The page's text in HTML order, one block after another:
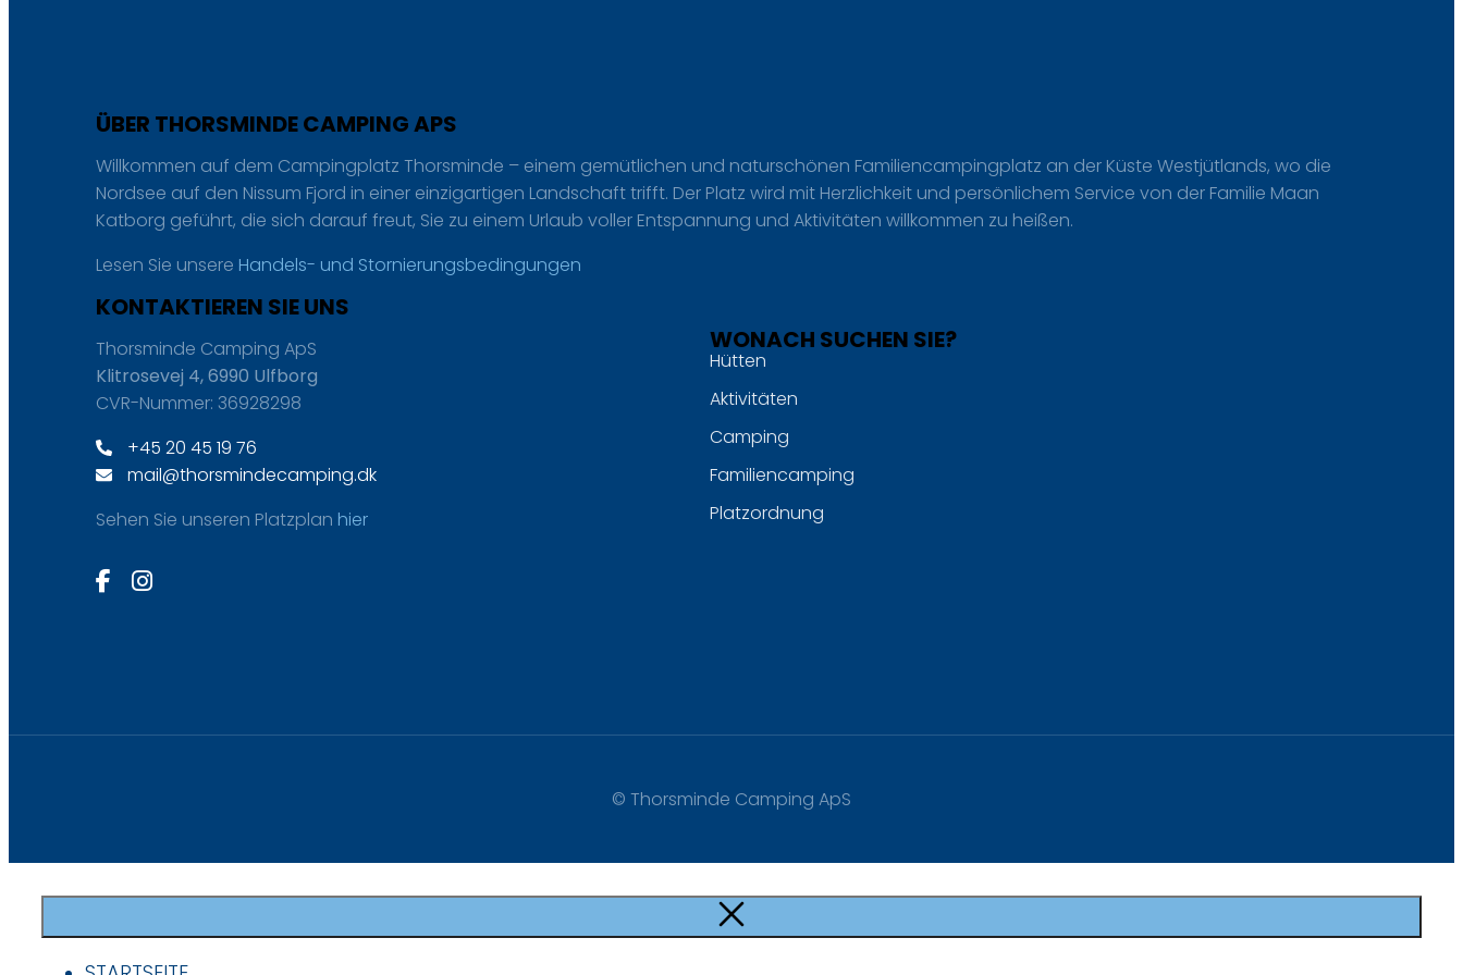
ÜBER THORSMINDE CAMPING APS
Willkommen auf dem Campingplatz Thorsminde – einem gemütlichen und naturschönen Familiencampingplatz an der Küste Westjütlands, wo die
Nordsee auf den Nissum Fjord in einer einzigartigen Landschaft trifft. Der Platz wird mit Herzlichkeit und persönlichem Service von der Familie Maan
Katborg geführt, die sich darauf freut, Sie zu einem Urlaub voller Entspannung und Aktivitäten willkommen zu heißen.
Lesen Sie unsere Handels- und Stornierungsbedingungen
KONTAKTIEREN SIE UNS
Thorsminde Camping ApS
Klitrosevej 4, 6990 Ulfborg
CVR-Nummer: 36928298
+45 20 45 19 76
mail@thorsmindecamping.dk
Sehen Sie unseren Platzplan hier
WONACH SUCHEN SIE?
Hütten
Aktivitäten
Camping
Familiencamping
Platzordnung
© Thorsminde Camping ApS